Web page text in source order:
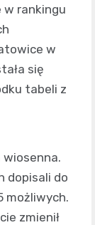
w rankingu
w
się
tabeli z
dopisali do
możliwych.
zmienił